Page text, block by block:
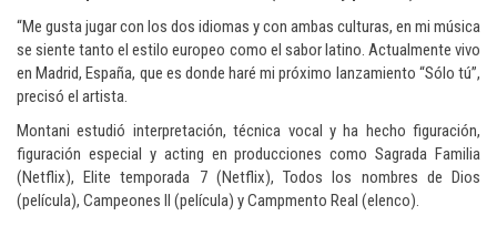
“Me gusta jugar con los dos idiomas y con ambas culturas, en mi música
se siente tanto el estilo europeo como el sabor latino. Actualmente vivo
en Madrid, España, que es donde haré mi próximo lanzamiento “Sólo tú”,
precisó el artista.
Montani estudió interpretación, técnica vocal y ha hecho figuración,
figuración especial y acting en producciones como Sagrada Familia
(Netflix), Elite temporada 7 (Netflix), Todos los nombres de Dios
(película), Campeones II (película) y Campmento Real (elenco).